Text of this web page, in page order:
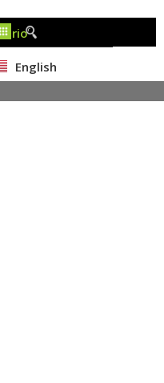
English